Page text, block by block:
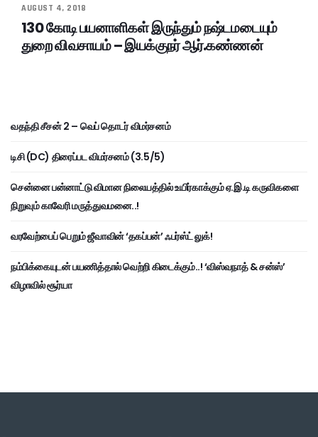
AUGUST 4, 2018
130 கோடி பயனாளிகள் இருந்தும் நஷ்டமடையும்
துறை விவசாயம் – இயக்குநர் ஆர்.கண்ணன்
வதந்தி சீசன் 2 – வெப் தொடர் விமர்சனம்
டிசி (DC) திரைப்பட விமர்சனம் (3.5/5)
சென்னை பன்னாட்டு விமான நிலையத்தில் உயிர்காக்கும் ஏ.இ.டி கருவிகளை
நிறுவும் காவேரி மருத்துவமனை..!
வரவேற்பைப் பெறும் ஜீவாவின் ‘தகப்பன்’ ஃபர்ஸ்ட் லுக்!
நம்பிக்கையுடன் பயணித்தால் வெற்றி கிடைக்கும்..! ‘விஸ்வநாத் & சன்ஸ்’
விழாவில் சூர்யா